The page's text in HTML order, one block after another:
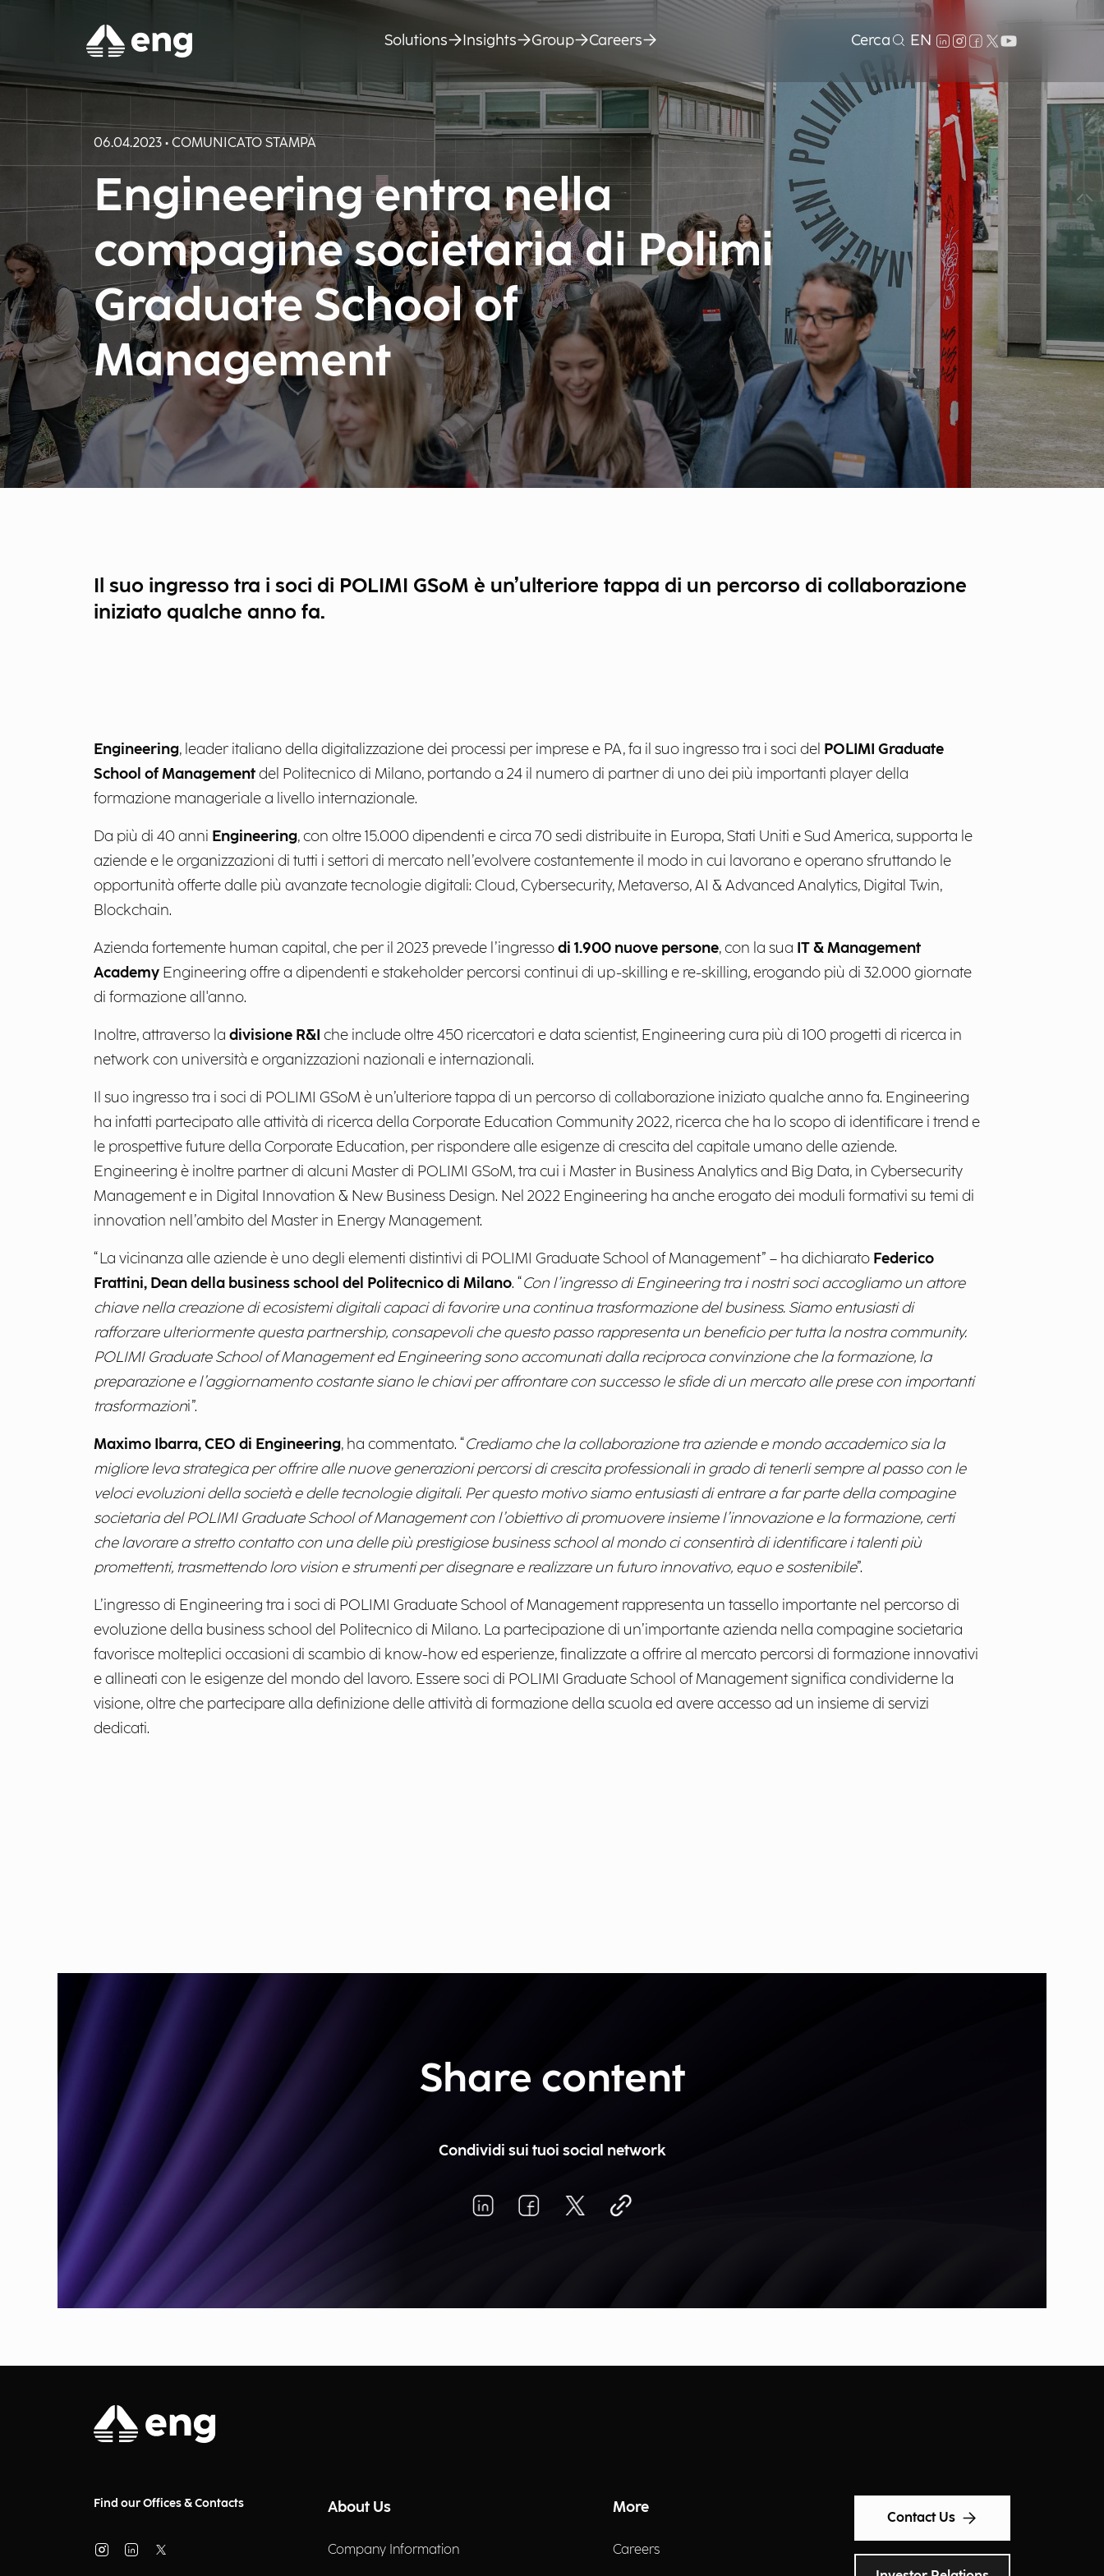
Solutions Insights Group Careers Cerca EN
06.04.2023 • COMUNICATO STAMPA
Engineering entra nella
compagine societaria di Polimi
Graduate School of
Management
Il suo ingresso tra i soci di POLIMI GSoM è un’ulteriore tappa di un percorso di collaborazione
iniziato qualche anno fa.
Engineering, leader italiano della digitalizzazione dei processi per imprese e PA, fa il suo ingresso tra i soci del POLIMI Graduate
School of Managementdel Politecnico di Milano, portando a 24 il numero di partner di uno dei più importanti player della
formazione manageriale a livello internazionale.
Da più di 40 anni Engineering, con oltre 15.000 dipendenti e circa 70 sedi distribuite in Europa, Stati Uniti e Sud America, supporta le
aziende e le organizzazioni di tutti i settori di mercato nell’evolvere costantemente il modo in cui lavorano e operano sfruttando le
opportunità offerte dalle più avanzate tecnologie digitali: Cloud, Cybersecurity, Metaverso, AI & Advanced Analytics, Digital Twin,
Blockchain.
Azienda fortemente human capital, che per il 2023 prevede l’ingressodi 1.900 nuove persone, con la sua IT & Management
Academy Engineering offre a dipendenti e stakeholder percorsi continui di up-skilling e re-skilling, erogando più di 32.000 giornate
di formazione all'anno.
Inoltre, attraverso la divisione R&I che include oltre 450 ricercatori e data scientist, Engineering cura più di 100 progetti di ricerca in
network con università e organizzazioni nazionali e internazionali.
Il suo ingresso tra i soci di POLIMI GSoM è un’ulteriore tappa di un percorso di collaborazione iniziato qualche anno fa. Engineering
ha infatti partecipato alle attività di ricerca della Corporate Education Community 2022, ricerca che ha lo scopo di identificare i trend e
le prospettive future della Corporate Education, per rispondere alle esigenze di crescita del capitale umano delle aziende.
Engineering è inoltre partner di alcuni Master di POLIMI GSoM, tra cui i Master in Business Analytics and Big Data, in Cybersecurity
Management e in Digital Innovation & New Business Design. Nel 2022 Engineering ha anche erogato dei moduli formativi su temi di
innovation nell’ambito del Master in Energy Management.
“La vicinanza alle aziende è uno degli elementi distintivi di POLIMI Graduate School of Management” – ha dichiarato Federico
Frattini, Dean della business school del Politecnico di Milano. “Con l’ingresso di Engineering tra i nostri soci accogliamo un attore
chiave nella creazione di ecosistemi digitali capaci di favorire una continua trasformazione del business. Siamo entusiasti di
rafforzare ulteriormente questa partnership, consapevoli che questo passo rappresenta un beneficio per tutta la nostra community.
POLIMI Graduate School of Management ed Engineering sono accomunati dalla reciproca convinzione che la formazione, la
preparazione e l’aggiornamento costante siano le chiavi per affrontare con successo le sfide di un mercato alle prese con importanti
trasformazioni”.
Maximo Ibarra, CEO di Engineering, ha commentato. “Crediamo che la collaborazione tra aziende e mondo accademico sia la
migliore leva strategica per offrire alle nuove generazioni percorsi di crescita professionali in grado di tenerli sempre al passo con le
veloci evoluzioni della società e delle tecnologie digitali. Per questo motivo siamo entusiasti di entrare a far parte della compagine
societaria del POLIMI Graduate School of Management con l’obiettivo di promuovere insieme l’innovazione e la formazione, certi
che lavorare a stretto contatto con una delle più prestigiose business school al mondo ci consentirà di identificare i talenti più
promettenti, trasmettendo loro vision e strumenti per disegnare e realizzare un futuro innovativo, equo e sostenibile”.
L’ingresso di Engineering tra i soci di POLIMI Graduate School of Management rappresenta un tassello importante nel percorso di
evoluzione della business school del Politecnico di Milano. La partecipazione di un’importante azienda nella compagine societaria
favorisce molteplici occasioni di scambio di know-how ed esperienze, finalizzate a offrire al mercato percorsi di formazione innovativi
e allineati con le esigenze del mondo del lavoro. Essere soci di POLIMI Graduate School of Management significa condividerne la
visione, oltre che partecipare alla definizione delle attività di formazione della scuola ed avere accesso ad un insieme di servizi
dedicati.
Share content
Condividi sui tuoi social network
Find our Offices & Contacts About Us
Company Information
More
Careers
Contact Us